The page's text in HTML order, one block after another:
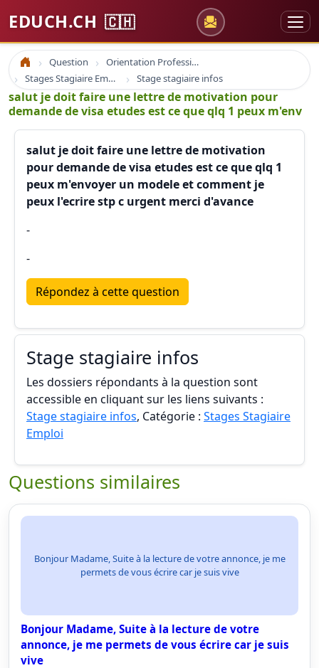
EDUCH.CH 🇨🇭
Accueil Question
Orientation Professionnelle
Stages Stagiaire Emploi
Stage stagiaire infos
salut je doit faire une lettre de motivation pour
demande de visa etudes est ce que qlq 1 peux m'env
salut je doit faire une lettre de motivation
pour demande de visa etudes est ce que qlq 1
peux m'envoyer un modele et comment je
peux l'ecrire stp c urgent merci d'avance
-
-
Répondez à cette question
Stage stagiaire infos
Les dossiers répondants à la question sont
accessible en cliquant sur les liens suivants :
Stage stagiaire infos, Catégorie : Stages Stagiaire
Emploi
Questions similaires
Bonjour Madame, Suite à la lecture de votre annonce, je me
permets de vous écrire car je suis vive
Bonjour Madame, Suite à la lecture de votre
annonce, je me permets de vous écrire car je suis
vive